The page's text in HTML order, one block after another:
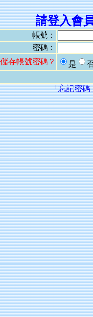
請登入會
帳號：
密碼：
儲存帳號密碼？
是
「忘記密碼